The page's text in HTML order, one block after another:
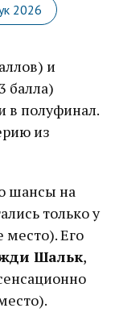
2026
и
балла)
в полуфинал.
из
шансы на
только у
Его
Шальк,